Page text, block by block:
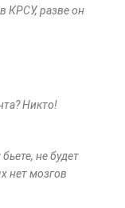
КРСУ, разве он
Никто!
не будет
нет мозгов